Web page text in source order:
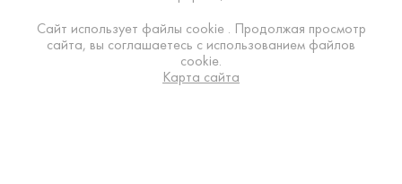
Сайт использует файлы cookie . Продолжая просмотр
сайта, вы соглашаетесь с использованием файлов
cookie.
Карта сайта